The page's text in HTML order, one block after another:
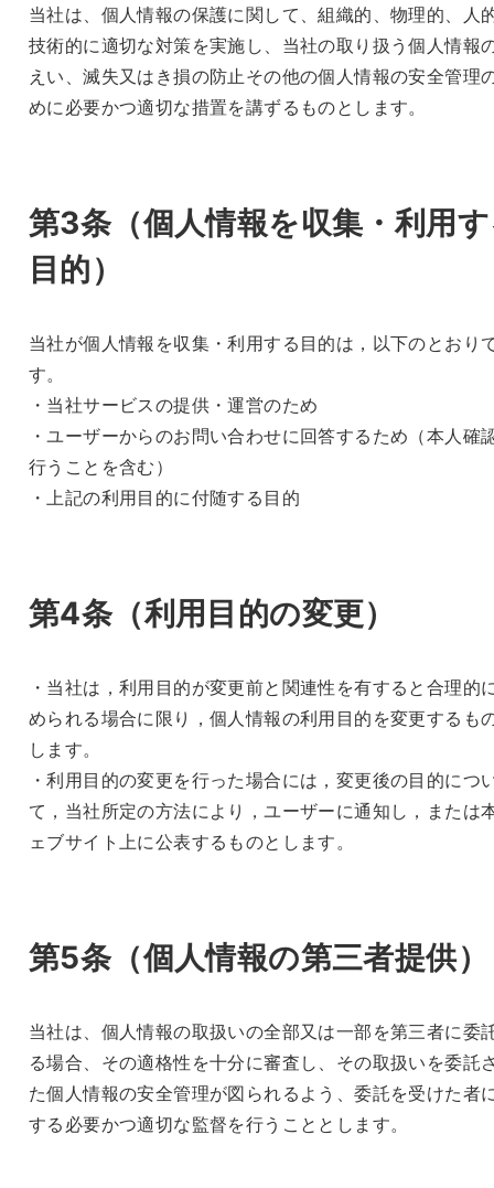
当社は、個人情報の保護に関して、組織的、物理的、人
技術的に適切な対策を実施し、当社の取り扱う個人情報
えい、滅失又はき損の防止その他の個人情報の安全管理
めに必要かつ適切な措置を講ずるものとします。
第3条（個人情報を収集・利用
目的）
当社が個人情報を収集・利用する目的は，以下のとおり
す。
・当社サービスの提供・運営のため
・ユーザーからのお問い合わせに回答するため（本人確
行うことを含む）
・上記の利用目的に付随する目的
第4条（利用目的の変更）
・当社は，利用目的が変更前と関連性を有すると合理的
められる場合に限り，個人情報の利用目的を変更するも
します。
・利用目的の変更を行った場合には，変更後の目的につ
て，当社所定の方法により，ユーザーに通知し，または
ェブサイト上に公表するものとします。
第5条（個人情報の第三者提供）
当社は、個人情報の取扱いの全部又は一部を第三者に委
る場合、その適格性を十分に審査し、その取扱いを委託
た個人情報の安全管理が図られるよう、委託を受けた者
する必要かつ適切な監督を行うこととします。